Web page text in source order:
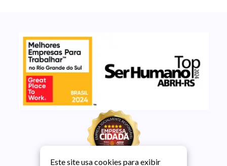
Este site usa cookies para exibir